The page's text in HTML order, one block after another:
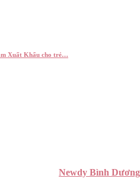
Xuất Khẩu cho trẻ…
Newdy Bình Dương